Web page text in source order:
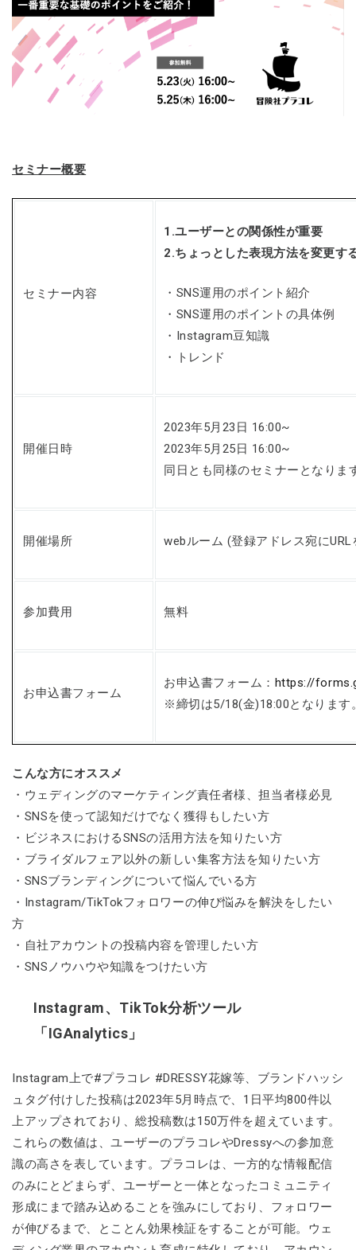
セミナー概要
セミナー内容
1.ユーザーとの関係性が重要
2.ちょっとした表現方法を変更す
・SNS運用のポイント紹介
・SNS運用のポイントの具体例
・Instagram豆知識
・トレンド
開催日時
2023年5月23日 16:00~
2023年5月25日 16:00~
同日とも同様のセミナーとなりま
開催場所 webルーム (登録アドレス宛にURL
参加費用 無料
お申込書フォーム
お申込書フォーム： https://
※締切は5/18(金)18:00となります
こんな方にオススメ
・ウェディングのマーケティング責任者様、担当者様必見
・SNSを使って認知だけでなく獲得もしたい方
・ビジネスにおけるSNSの活用方法を知りたい方
・ブライダルフェア以外の新しい集客方法を知りたい方
・SNSブランディングについて悩んでいる方
・Instagram/TikTokフォロワーの伸び悩みを解決をしたい
方
・自社アカウントの投稿内容を管理したい方
・SNSノウハウや知識をつけたい方
Instagram、TikTok分析ツール
「IGAnalytics」
Instagram上で#プラコレ #DRESSY花嫁等、ブランドハッシ
ュタグ付けした投稿は2023年5月時点で、1日平均800件以
上アップされており、総投稿数は150万件を超えています。
これらの数値は、ユーザーのプラコレやDressyへの参加意
識の高さを表しています。プラコレは、一方的な情報配信
のみにとどまらず、ユーザーと一体となったコミュニティ
形成にまで踏み込めることを強みにしており、フォロワー
が伸びるまで、とことん効果検証をすることが可能。ウェ